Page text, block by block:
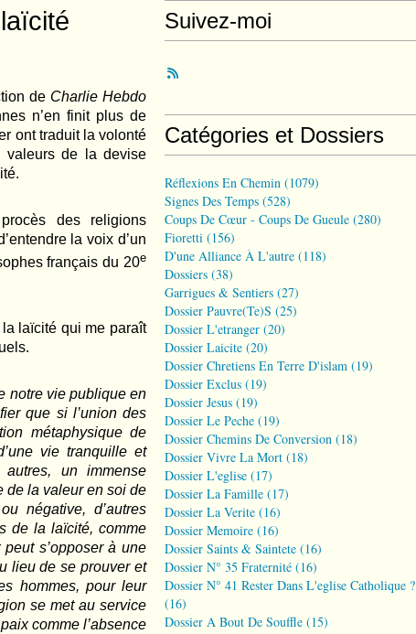
de Charlie Hebdo
n’en finit plus de
ont traduit la volonté
valeurs de la devise
des religions
la voix d’un
français du 20e
la laïcité qui me paraît
notre vie publique en
que si l’union des
métaphysique de
vie tranquille et
un immense
de la valeur en soi de
négative, d’autres
de la laïcité, comme
s’opposer à une
lieu de se prouver et
hommes, pour leur
se met au service
comme l’absence
Suivez-moi
Catégories et Dossiers
Réflexions En Chemin (1079)
Signes Des Temps (528)
Coups De Cœur - Coups De Gueule (280)
Fioretti (156)
D'une Alliance À L'autre (118)
Dossiers (38)
Garrigues & Sentiers (27)
Dossier Pauvre(te)s (25)
Dossier L'etranger (20)
Dossier Laicite (20)
Dossier Chretiens En Terre D'islam (19)
Dossier Exclus (19)
Dossier Jesus (19)
Dossier Le Peche (19)
Dossier Chemins De Conversion (18)
Dossier Vivre La Mort (18)
Dossier L'eglise (17)
Dossier La Famille (17)
Dossier La Verite (16)
Dossier Memoire (16)
Dossier Saints & Saintete (16)
Dossier N° 35 Fraternité (16)
Dossier N° 41 Rester Dans L'eglise Catholique ?
(16)
Dossier A Bout De Souffle (15)